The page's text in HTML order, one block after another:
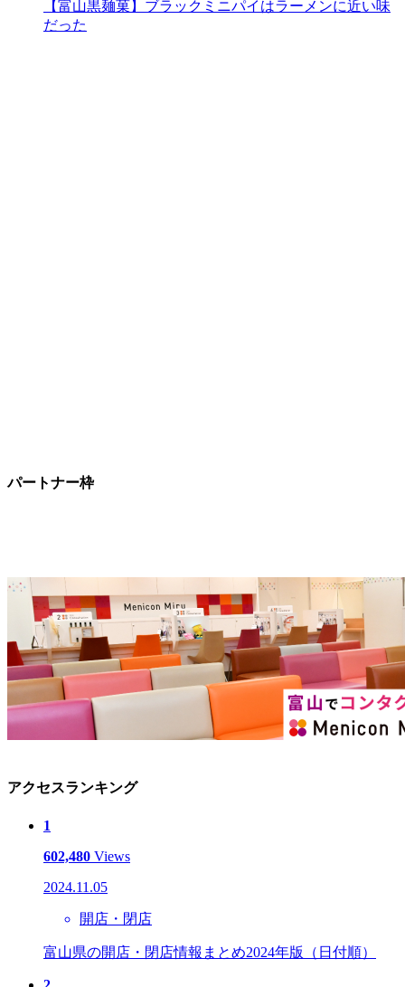
【富山黒麺菓】ブラックミニパイはラーメンに近い味
だった
パートナー枠
アクセスランキング
1
602,480 Views
2024.11.05
開店・閉店
富山県の開店・閉店情報まとめ2024年版（日付順）